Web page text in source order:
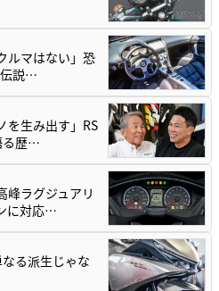
ルマはない」恐
伝説…
を生み出す」RS
る歴…
峰ラグジュアリ
に対応…
る派生じゃな